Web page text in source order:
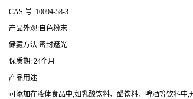
CAS 号: 10094-58-3
产品外观:自色粉末
储藏方法:密封遮光
保质期: 24个月
产品用途
可添加在液体食品中,如乳酸饮料、醋饮料，啤酒等饮料